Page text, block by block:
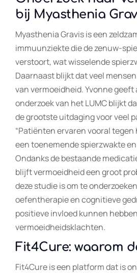
bij Myasthenia
Myasthenia Gravis is een
immuunziekte die de zenuw-
verstoort, wat wisselende
Daarnaast blijkt dat veel
van vermoeidheid. Yvonne
onderzoek van het LUMC blijkt
de grootste uitdaging voor veel
“Patiënten ervaren vooral tegen
een toenemende spierzwakte
Ondanks de bestaande
blijft vermoeidheid een groot
deze studie is om te
oefentherapie en cognitieve
positieve invloed kunnen
vermoeidheidsklachten.
Fit4Cure: waarom
Fit4Cure is een platform dat is